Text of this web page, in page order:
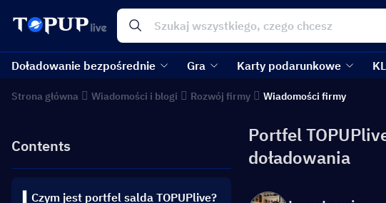
Doładowanie bezpośrednie Gra Karty podarunkowe
Strona główna Wiadomości i blogi Rozwój firmy Wiadomości firmy
Contents
▍Czym jest portfel salda TOPUPlive?
Portfel
doładowania